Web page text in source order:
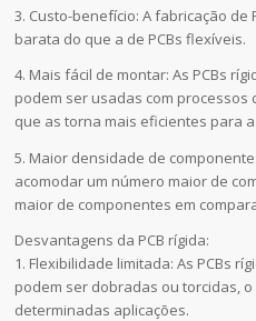
3. Custo-benefício: A fabricação de
barata do que a de PCBs flexíveis.
4. Mais fácil de montar: As PCBs
podem ser usadas com processos
que as torna mais eficientes para
5. Maior densidade de
acomodar um número maior de
maior de componentes em
Desvantagens da PCB rígida:
1. Flexibilidade limitada: As PCBs
podem ser dobradas ou torcidas,
determinadas aplicações.